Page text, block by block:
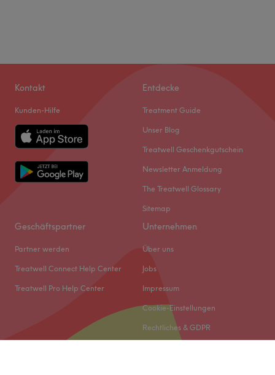
Kontakt
Kunden-Hilfe
Entdecke
Treatment Guide
Unser Blog
Treatwell Geschenkgutschein
Newsletter Anmeldung
The Treatwell Glossary
Sitemap
Geschäftspartner
Partner werden
Treatwell Connect Help Center
Treatwell Pro Help Center
Unternehmen
Über uns
Jobs
Impressum
Cookie-Einstellungen
Rechtliches & GDPR